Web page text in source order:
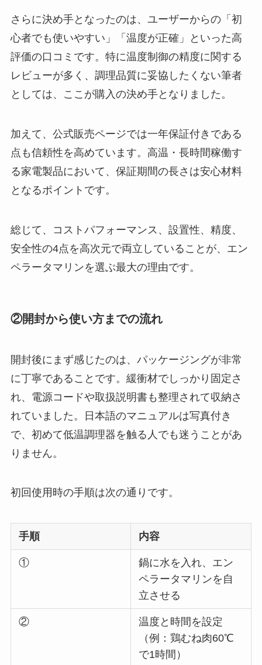
さらに決め手となったのは、ユーザーからの「初
心者でも使いやすい」「温度が正確」といった高
評価の口コミです。特に温度制御の精度に関する
レビューが多く、調理品質に妥協したくない筆者
としては、ここが購入の決め手となりました。
加えて、公式販売ページでは一年保証付きである
点も信頼性を高めています。高温・長時間稼働す
る家電製品において、保証期間の長さは安心材料
となるポイントです。
総じて、コストパフォーマンス、設置性、精度、
安全性の4点を高次元で両立していることが、エン
ペラータマリンを選ぶ最大の理由です。
②開封から使い方までの流れ
開封後にまず感じたのは、パッケージングが非常
に丁寧であることです。緩衝材でしっかり固定さ
れ、電源コードや取扱説明書も整理されて収納さ
れていました。日本語のマニュアルは写真付き
で、初めて低温調理器を触る人でも迷うことがあ
りません。
初回使用時の手順は次の通りです。
手順 内容
①
鍋に水を入れ、エン
ペラータマリンを自
立させる
②
温度と時間を設定
（例：鶏むね肉60℃
で1時間）